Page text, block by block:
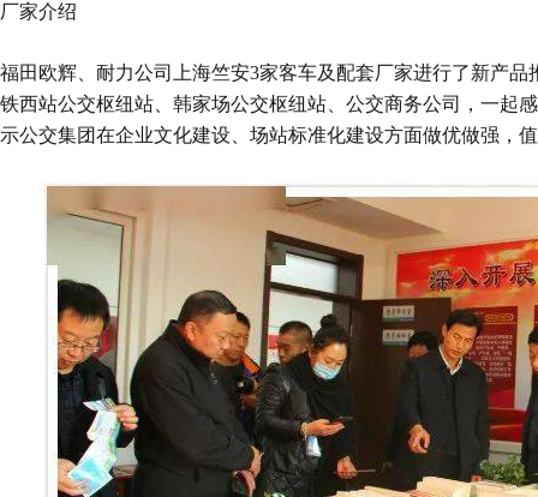
厂家介绍
福田欧辉、耐力公司上海竺安3家客车及配套厂家进行了新产
铁西站公交枢纽站、韩家场公交枢纽站、公交商务公司，一起
示公交集团在企业文化建设、场站标准化建设方面做优做强，